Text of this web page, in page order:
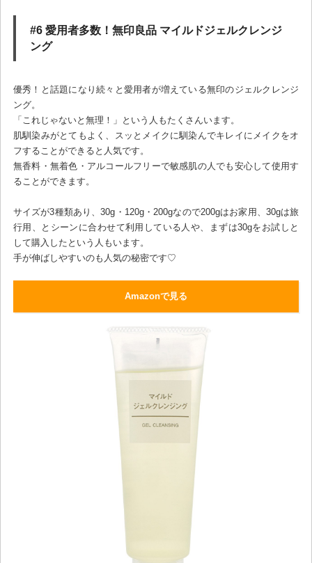
#6 愛用者多数！無印良品 マイルドジェルクレンジ
ング
優秀！と話題になり続々と愛用者が増えている無印のジェルクレンジ
ング。
「これじゃないと無理！」という人もたくさんいます。
肌馴染みがとてもよく、スッとメイクに馴染んでキレイにメイクをオ
フすることができると人気です。
無香料・無着色・アルコールフリーで敏感肌の人でも安心して使用す
ることができます。
サイズが3種類あり、30g・120g・200gなので200gはお家用、30gは旅
行用、とシーンに合わせて利用している人や、まずは30gをお試しと
して購入したという人もいます。
手が伸ばしやすいのも人気の秘密です♡
Amazonで見る